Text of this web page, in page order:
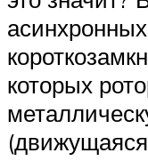
которых